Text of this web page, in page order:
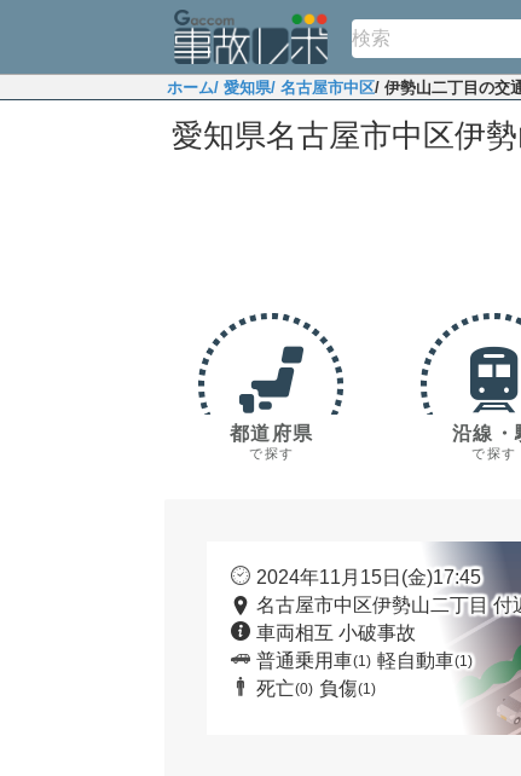
ホーム/ 愛知県/ 名古屋市中区/ 伊勢山二丁目の交
愛知県名古屋市中区伊
都道府県
で探す
沿線・
で探す
2024年11月15日(金)17:45
名古屋市中区伊勢山二丁目 付
車両相互 小破事故
普通乗用車(1) 軽自動車(1)
死亡(0) 負傷(1)